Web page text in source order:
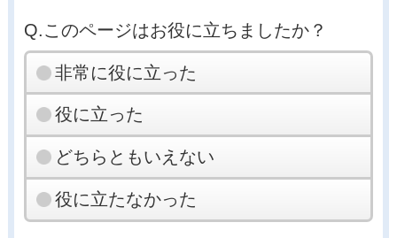
Q.このページはお役に立ちましたか？
非常に役に立った
役に立った
どちらともいえない
役に立たなかった